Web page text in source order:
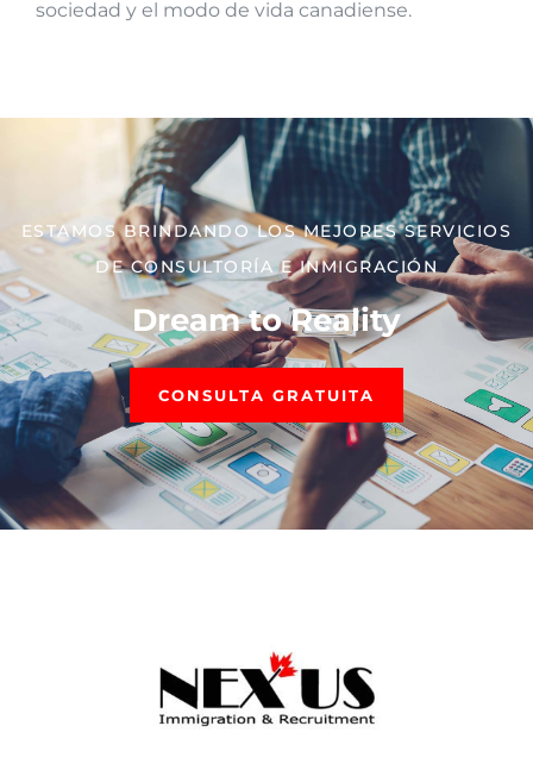
sociedad y el modo de vida canadiense.
ESTAMOS BRINDANDO LOS MEJORES SERVICIOS
DE CONSULTORÍA E INMIGRACIÓN
Dream to Reality
CONSULTA GRATUITA